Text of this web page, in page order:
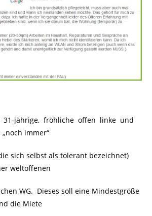
jährige, fröhliche offen linke und
immer“
sich selbst als tolerant bezeichnet)
weltoffenen
WG. Dieses soll eine Mindestgröße
die Miete